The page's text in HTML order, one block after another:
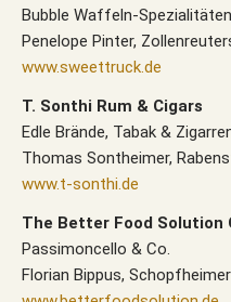
Bubble Waffeln-Spezialitäten
Penelope Pinter,
www.sweettruck.de
T. Sonthi Rum & Cigars
Edle Brände, Tabak &
Thomas Sontheimer,
www.t-sonthi.de
The Better Food Solution
Passimoncello & Co.
Florian Bippus,